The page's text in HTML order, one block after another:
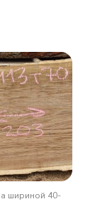
шириной 40-